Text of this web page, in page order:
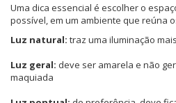
Uma dica essencial é escolher o
possível, em um ambiente que reúna
Luz natural: traz uma iluminação
Luz geral: deve ser amarela e não
maquiada